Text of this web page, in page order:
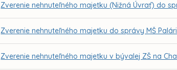
Zverenie nehnuteľného majetku (Nižná Úvrať) do
Zverenie nehnuteľného majetku do správy MŠ
Zverenie nehnuteľného majetku v bývalej ZŠ na